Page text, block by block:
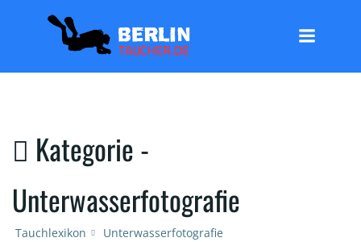
Inhalt
springen
Kategorie -
Unterwasserfotografie
Tauchlexikon Unterwasserfotografie